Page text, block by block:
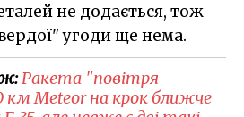
не додається, тож
угоди ще нема.
Ракета "повітря-
км Meteor на крок ближче